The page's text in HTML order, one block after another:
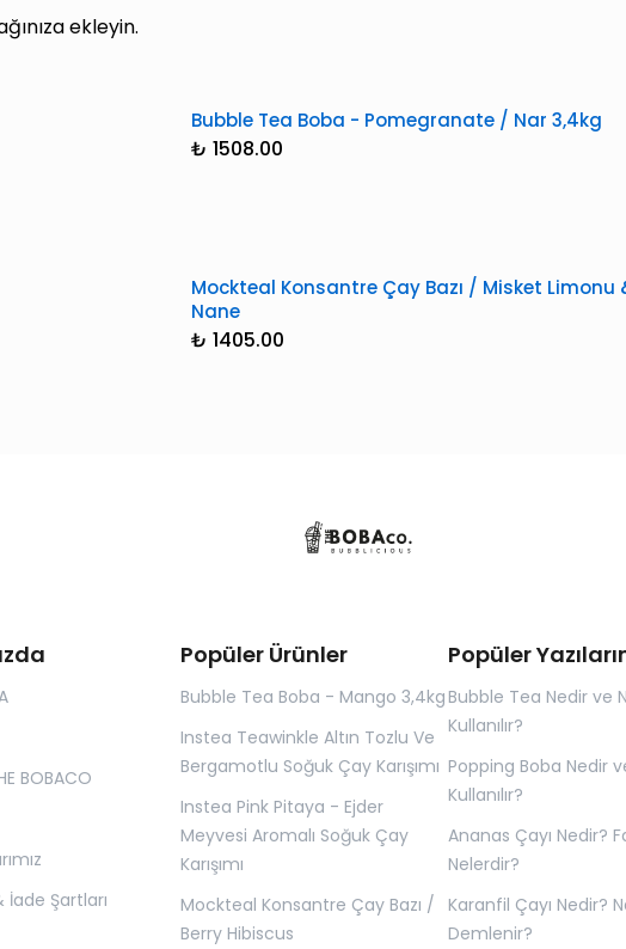
ekleyin.
Bubble Tea Boba - Pomegranate / Nar 3,4kg
₺ 1508.00
Mockteal Konsantre Çay Bazı / Misket Limonu
Nane
₺ 1405.00
BOBACO
Şartları
Popüler Ürünler
Bubble Tea Boba - Mango 3,4kg
Instea Teawinkle Altın Tozlu Ve
Bergamotlu Soğuk Çay Karışımı
Instea Pink Pitaya - Ejder
Meyvesi Aromalı Soğuk Çay
Karışımı
Mockteal Konsantre Çay Bazı /
Berry Hibiscus
Popüler
Bubble Tea Nedir ve
Kullanılır?
Popping Boba Nedir
Kullanılır?
Ananas Çayı Nedir?
Nelerdir?
Karanfil Çayı Nedir?
Demlenir?